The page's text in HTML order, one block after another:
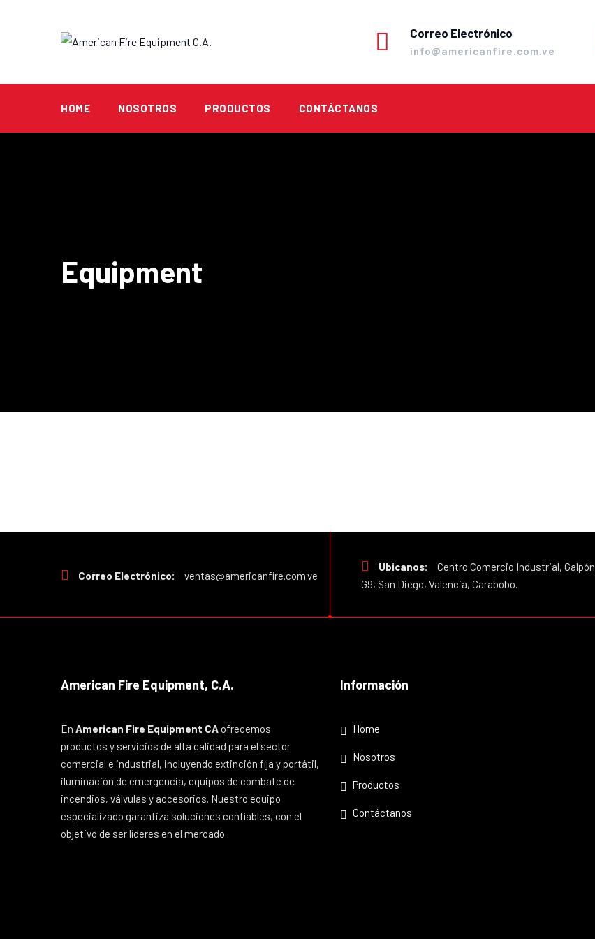
Correo Electrónico
info@americanfire.com.ve
HOME NOSOTROS PRODUCTOS CONTÁCTANOS
Equipment
Correo Electrónico: ventas@americanfire.com.ve
Ubicanos:
Centro Comercio Industrial, Galpón
G9, San Diego, Valencia, Carabobo.
American Fire Equipment, C.A.
En American Fire Equipment CAofrecemos
productos y servicios de alta calidad para el sector
comercial e industrial, incluyendo extinción fija y portátil,
iluminación de emergencia, equipos de combate de
incendios, válvulas y accesorios. Nuestro equipo
especializado garantiza soluciones confiables, con el
objetivo de ser líderes en el mercado.
Información
Home
Nosotros
Productos
Contáctanos